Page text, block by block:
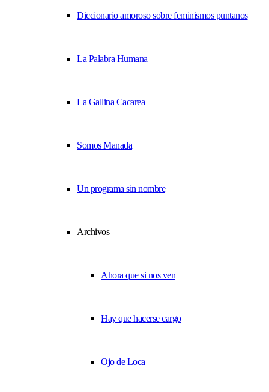
Diccionario amoroso sobre feminismos puntanos
La Palabra Humana
La Gallina Cacarea
Somos Manada
Un programa sin nombre
Archivos
Ahora que si nos ven
Hay que hacerse cargo
Ojo de Loca